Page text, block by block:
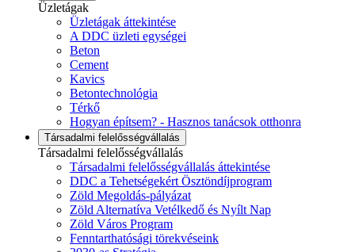
Üzletágak
Üzletágak áttekintése
A DDC üzleti egységei
Beton
Cement
Kavics
Betontechnológia
Térkő
Hogyan építsem? - Hasznos tanácsok otthonra
Társadalmi felelősségvállalás
Társadalmi felelősségvállalás
Társadalmi felelősségvállalás áttekintése
DDC a Tehetségekért Ösztöndíjprogram
Zöld Megoldás-pályázat
Zöld Alternatíva Vetélkedő és Nyílt Nap
Zöld Város Program
Fenntarthatósági törekvéseink